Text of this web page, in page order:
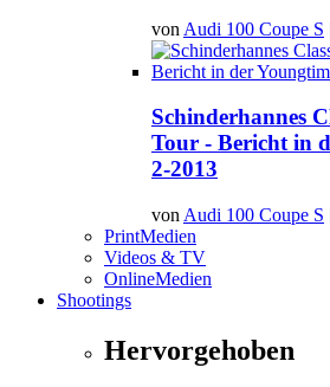
von Audi 100 Coupe S
Schinderhannes
Tour - Bericht in
2-2013
von Audi 100 Coupe S
PrintMedien
Videos & TV
OnlineMedien
Shootings
Hervorgehoben